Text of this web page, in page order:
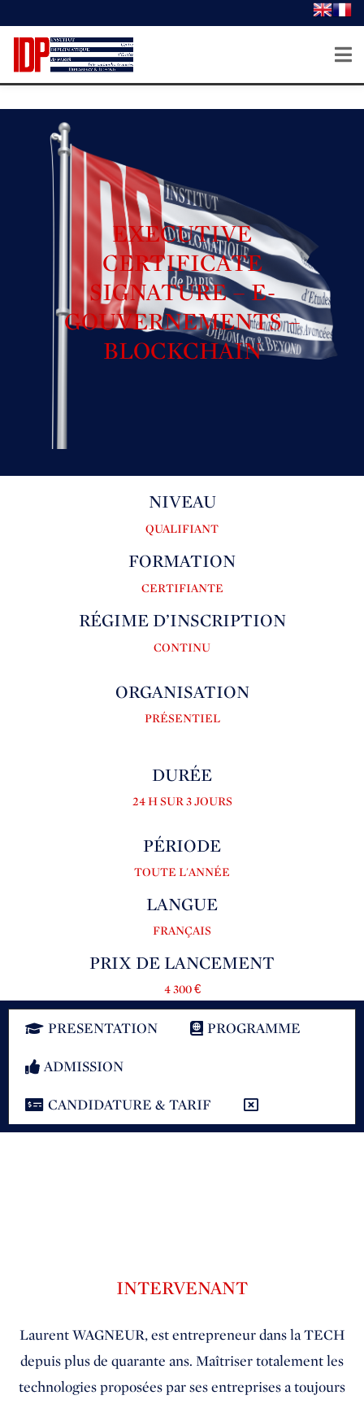
EXECUTIVE
CERTIFICATE
SIGNATURE – E-
GOUVERNEMENTS –
BLOCKCHAIN
NIVEAU
QUALIFIANT
FORMATION
CERTIFIANTE
RÉGIME D’INSCRIPTION
CONTINU
ORGANISATION
PRÉSENTIEL
DURÉE
24 H SUR 3 JOURS
PÉRIODE
TOUTE L'ANNÉE
LANGUE
FRANÇAIS
PRIX DE LANCEMENT
4 300 €
PRESENTATION PROGRAMME
ADMISSION
CANDIDATURE & TARIF
INTERVENANT
Laurent WAGNEUR, est entrepreneur dans la TECH
depuis plus de quarante ans. Maîtriser totalement les
technologies proposées par ses entreprises a toujours